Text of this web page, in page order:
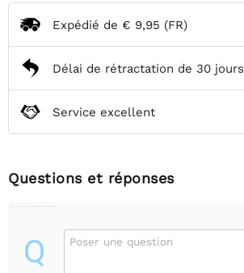
Expédié de € 9,95 (FR)
Délai de rétractation de 30 jours
Service excellent
Questions et réponses
Q Poser une question